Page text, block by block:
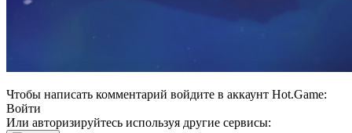
Чтобы написать комментарий войдите в аккаунт Hot.Game:
Войти
Или авторизируйтесь используя другие сервисы: